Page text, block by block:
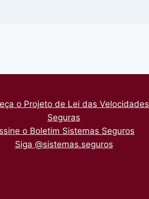
o Projeto de Lei das Velocidades
Seguras
o Boletim Sistemas Seguros
Siga @sistemas.seguros